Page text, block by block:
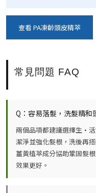
查看 PA凍齡頭皮精萃
常見問題 FAQ
Q：容易落髮，洗髮精和
兩個品項都建議選擇生·活
潔淨並強化髮根，洗後再
薑黃植萃成分協助鞏固髮
效果更好。